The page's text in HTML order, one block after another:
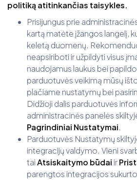
politiką atitinkančias taisykles.
Prisijungus prie
kartą matėte įžangos langelį,
keletą duomenų.
neapsiriboti ir užpildyti visus
naudojamus laukus bei
parduotuvės veikimą mūsų
plačiame nustatymų bei
Didžioji dalis parduotuvės
administracinės panelės
Pagrindiniai Nustatymai.
Parduotuvės Nustatymų
integracijų valdymo. Vieni
taiAtsiskaitymo būdai ir
parengtos integracijos